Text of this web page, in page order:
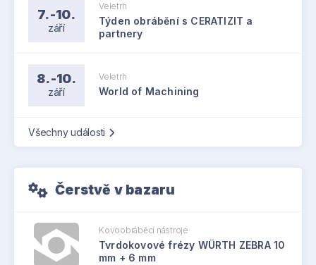
7.-10.
září
Veletrh
Týden obrábění s CERATIZIT a
partnery
8.-10.
září
Veletrh
World of Machining
Všechny události
Čerstvě v bazaru
Kovoobráběcí nástroje
Tvrdokovové frézy WÜRTH ZEBRA 10
mm + 6 mm